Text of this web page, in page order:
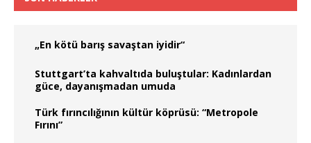
„En kötü barış savaştan iyidir“
Stuttgart’ta kahvaltıda buluştular: Kadınlardan
güce, dayanışmadan umuda
Türk fırıncılığının kültür köprüsü: “Metropole
Fırını”